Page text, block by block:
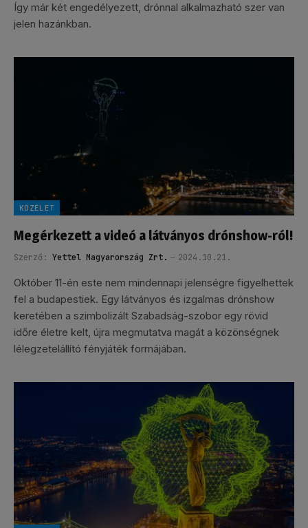
Így már két engedélyezett, drónnal alkalmazható szer van
jelen hazánkban.
KÖZÉLET
Megérkezett a videó a látványos drónshow-ról!
Szerző: Yettel Magyarország Zrt. 2024.10.21.
Október 11-én este nem mindennapi jelenségre figyelhettek
fel a budapestiek. Egy látványos és izgalmas drónshow
keretében a szimbolizált Szabadság-szobor egy rövid
időre életre kelt, újra megmutatva magát a közönségnek
lélegzetelállító fényjáték formájában.